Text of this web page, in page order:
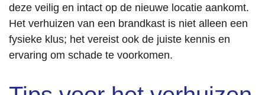
deze veilig en intact op de nieuwe locatie aankomt.
Het verhuizen van een brandkast is niet alleen een
fysieke klus; het vereist ook de juiste kennis en
ervaring om schade te voorkomen.